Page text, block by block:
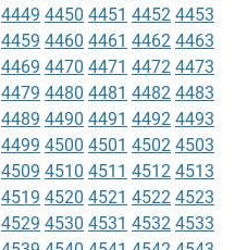
4449 4450 4451 4452 4453
4459 4460 4461 4462 4463
4469 4470 4471 4472 4473
4479 4480 4481 4482 4483
4489 4490 4491 4492 4493
4499 4500 4501 4502 4503
4509 4510 4511 4512 4513
4519 4520 4521 4522 4523
4529 4530 4531 4532 4533